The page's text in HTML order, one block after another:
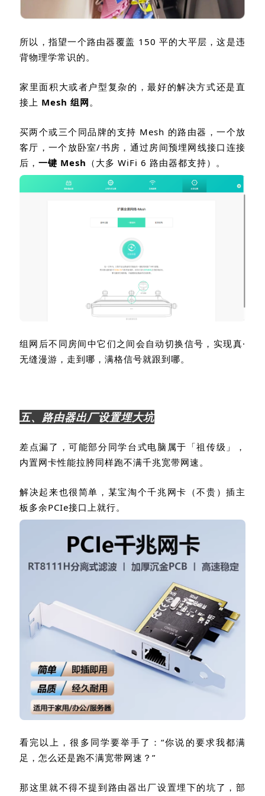
所以，指望一个路由器覆盖 150 平的大平层，这是违
背物理学常识的。
家里面积大或者户型复杂的，最好的解决方式还是直
接上 Mesh 组网。
买两个或三个同品牌的支持 Mesh 的路由器，一个放
客厅，一个放卧室/书房，通过房间预埋网线接口连接
后， 一键 Mesh （大多 WiFi 6 路由器都支持）。
组网后不同房间中它们之间会自动切换信号，实现真·
无缝漫游，走到哪，满格信号就跟到哪。
五、路由器出厂设置埋大坑
差点漏了，可能部分同学台式电脑属于「祖传级」，
内置网卡性能拉胯同样跑不满千兆宽带网速。
解决起来也很简单，某宝淘个千兆网卡（不贵）插主
板多余PCIe接口上就行。
看完以上，很多同学要举手了：“你说的要求我都满
足，怎么还是跑不满宽带网速？”
那这里就不得不提到路由器出厂设置埋下的坑了，部